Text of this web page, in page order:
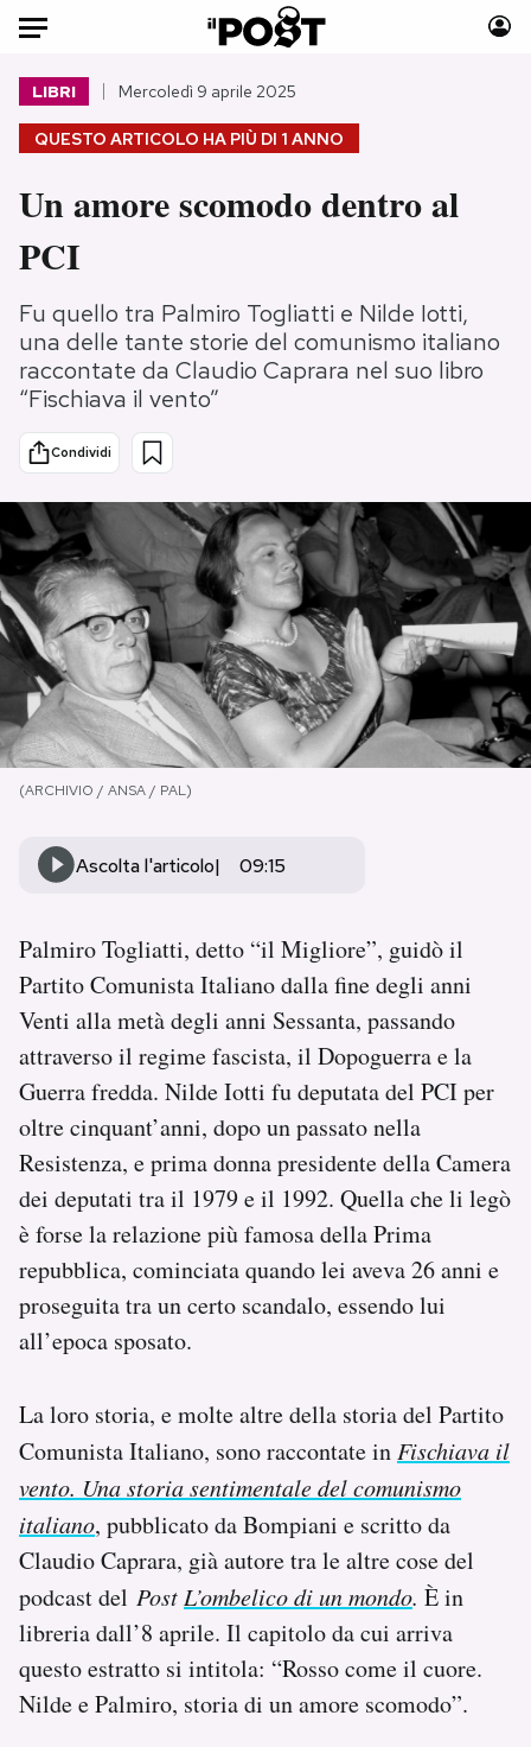
Auto
HOME
Italia
Politica
Tecnologia
Internet
Scienza
Cultura
Economia
Sport
Moda
Storie/Idee
Ok Boomer!
Media
PODCAST
NEWSLETTER
I MIEI PREFERITI
AREA PERSONALE
Area Personale
Newsletter
Notifiche mobile
Hai bisogno di aiuto?
Esci
QUESTO ARTICOLO HA PIÙ DI 1 ANNO
LIBRI Mercoledì 9 aprile 2025
Un amore scomodo dentro al
PCI
Fu quello tra Palmiro Togliatti e Nilde Iotti,
una delle tante storie del comunismo italiano
raccontate da Claudio Caprara nel suo libro
“Fischiava il vento”
Condividi
(ARCHIVIO / ANSA / PAL)
Ascolta l'articolo 09:15
Palmiro Togliatti, detto “il Migliore”, guidò il
Partito Comunista Italiano dalla fine degli anni
Venti alla metà degli anni Sessanta, passando
attraverso il regime fascista, il Dopoguerra e la
Guerra fredda. Nilde Iotti fu deputata del PCI per
oltre cinquant’anni, dopo un passato nella
Resistenza, e prima donna presidente della Camera
dei deputati tra il 1979 e il 1992. Quella che li legò
è forse la relazione più famosa della Prima
repubblica, cominciata quando lei aveva 26 anni e
proseguita tra un certo scandalo, essendo lui
all’epoca sposato.
La loro storia, e molte altre della storia del Partito
Comunista Italiano, sono raccontate in Fischiava il
vento. Una storia sentimentale del comunismo
italiano, pubblicato da Bompiani e scritto da
Claudio Caprara, già autore tra le altre cose del
podcast del Post L’ombelico di un mondo. È in
libreria dall’8 aprile. Il capitolo da cui arriva
questo estratto si intitola: “Rosso come il cuore.
Nilde e Palmiro, storia di un amore scomodo”.